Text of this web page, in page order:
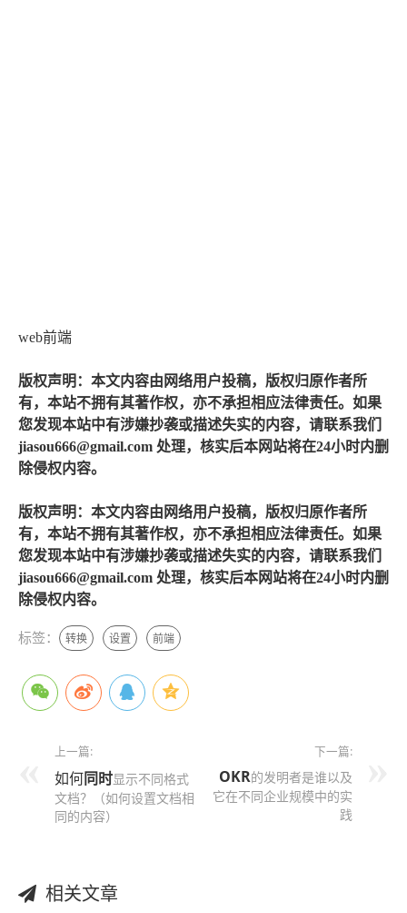
web前端
版权声明：本文内容由网络用户投稿，版权归原作者所
有，本站不拥有其著作权，亦不承担相应法律责任。如果
您发现本站中有涉嫌抄袭或描述失实的内容，请联系我们
jiasou666@gmail.com 处理，核实后本网站将在24小时内删
除侵权内容。
版权声明：本文内容由网络用户投稿，版权归原作者所
有，本站不拥有其著作权，亦不承担相应法律责任。如果
您发现本站中有涉嫌抄袭或描述失实的内容，请联系我们
jiasou666@gmail.com 处理，核实后本网站将在24小时内删
除侵权内容。
标签： 转换 设置 前端
上一篇:
如何同时显示不同格式
文档？（如何设置文档相
同的内容）
下一篇:
OKR的发明者是谁以及
它在不同企业规模中的实
践
相关文章